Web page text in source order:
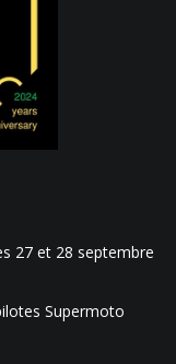
27 et 28 septembre
Supermoto